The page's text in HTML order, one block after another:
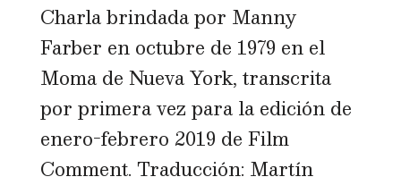
Charla brindada por Manny
Farber en octubre de 1979 en el
Moma de Nueva York, transcrita
por primera vez para la edición de
enero-febrero 2019 de Film
Comment. Traducción: Martín